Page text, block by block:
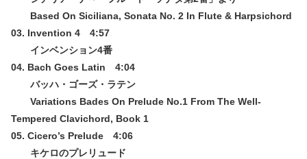
Based On Siciliana, Sonata No. 2 In Flute & Harpsichord
03. Invention 4 4:57
インベンション4番
04. Bach Goes Latin 4:04
バッハ・ゴーズ・ラテン
Variations Bades On Prelude No.1 From The Well-
Tempered Clavichord, Book 1
05. Cicero’s Prelude 4:06
キケロのプレリュード